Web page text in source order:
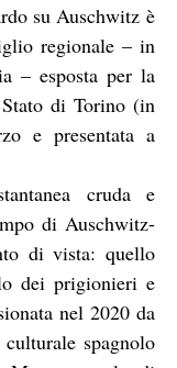
su Auschwitz è
regionale – in
– esposta per la
di Torino (in
e presentata a
cruda e
di Auschwitz-
di vista: quello
dei prigionieri e
nel 2020 da
spagnolo